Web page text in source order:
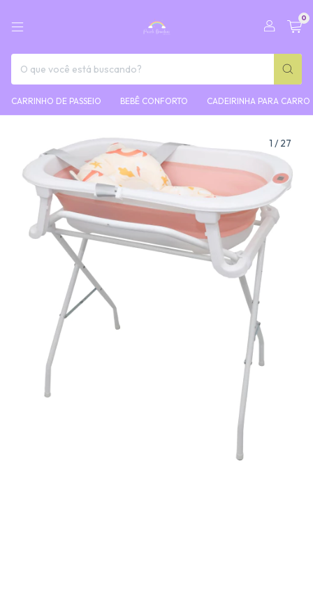
0
CARRINHO DE PASSEIO BEBÊ CONFORTO CADEIRINHA PARA CARRO
1 / 27